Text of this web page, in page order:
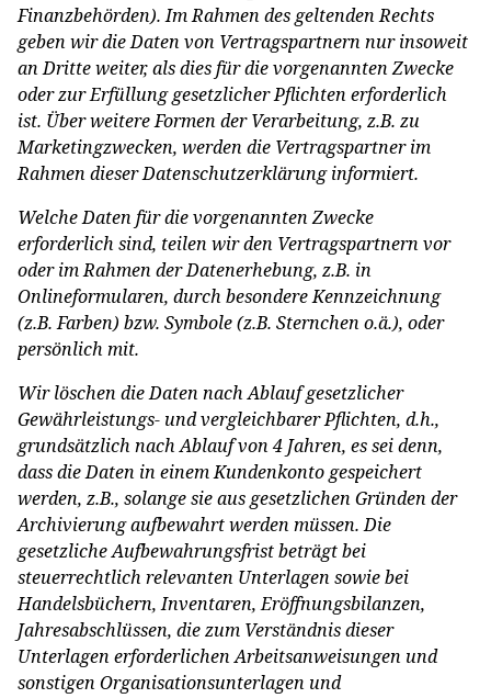
Finanzbehörden). Im Rahmen des geltenden Rechts
geben wir die Daten von Vertragspartnern nur insoweit
an Dritte weiter, als dies für die vorgenannten Zwecke
oder zur Erfüllung gesetzlicher Pflichten erforderlich
ist. Über weitere Formen der Verarbeitung, z.B. zu
Marketingzwecken, werden die Vertragspartner im
Rahmen dieser Datenschutzerklärung informiert.
Welche Daten für die vorgenannten Zwecke
erforderlich sind, teilen wir den Vertragspartnern vor
oder im Rahmen der Datenerhebung, z.B. in
Onlineformularen, durch besondere Kennzeichnung
(z.B. Farben) bzw. Symbole (z.B. Sternchen o.ä.), oder
persönlich mit.
Wir löschen die Daten nach Ablauf gesetzlicher
Gewährleistungs- und vergleichbarer Pflichten, d.h.,
grundsätzlich nach Ablauf von 4 Jahren, es sei denn,
dass die Daten in einem Kundenkonto gespeichert
werden, z.B., solange sie aus gesetzlichen Gründen der
Archivierung aufbewahrt werden müssen. Die
gesetzliche Aufbewahrungsfrist beträgt bei
steuerrechtlich relevanten Unterlagen sowie bei
Handelsbüchern, Inventaren, Eröffnungsbilanzen,
Jahresabschlüssen, die zum Verständnis dieser
Unterlagen erforderlichen Arbeitsanweisungen und
sonstigen Organisationsunterlagen und